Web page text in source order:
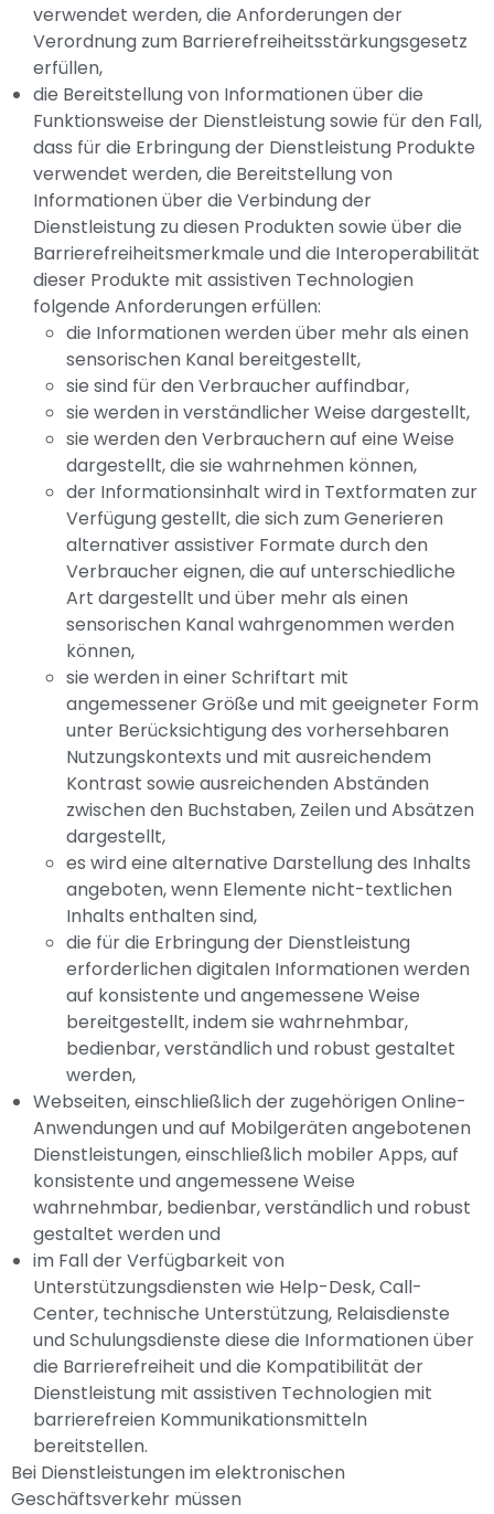
verwendet werden, die Anforderungen der
Verordnung zum Barrierefreiheitsstärkungsgesetz
erfüllen,
die Bereitstellung von Informationen über die
Funktionsweise der Dienstleistung sowie für den Fall,
dass für die Erbringung der Dienstleistung Produkte
verwendet werden, die Bereitstellung von
Informationen über die Verbindung der
Dienstleistung zu diesen Produkten sowie über die
Barrierefreiheitsmerkmale und die Interoperabilität
dieser Produkte mit assistiven Technologien
folgende Anforderungen erfüllen:
die Informationen werden über mehr als einen
sensorischen Kanal bereitgestellt,
sie sind für den Verbraucher auffindbar,
sie werden in verständlicher Weise dargestellt,
sie werden den Verbrauchern auf eine Weise
dargestellt, die sie wahrnehmen können,
der Informationsinhalt wird in Textformaten zur
Verfügung gestellt, die sich zum Generieren
alternativer assistiver Formate durch den
Verbraucher eignen, die auf unterschiedliche
Art dargestellt und über mehr als einen
sensorischen Kanal wahrgenommen werden
können,
sie werden in einer Schriftart mit
angemessener Größe und mit geeigneter Form
unter Berücksichtigung des vorhersehbaren
Nutzungskontexts und mit ausreichendem
Kontrast sowie ausreichenden Abständen
zwischen den Buchstaben, Zeilen und Absätzen
dargestellt,
es wird eine alternative Darstellung des Inhalts
angeboten, wenn Elemente nicht-textlichen
Inhalts enthalten sind,
die für die Erbringung der Dienstleistung
erforderlichen digitalen Informationen werden
auf konsistente und angemessene Weise
bereitgestellt, indem sie wahrnehmbar,
bedienbar, verständlich und robust gestaltet
werden,
Webseiten, einschließlich der zugehörigen Online-
Anwendungen und auf Mobilgeräten angebotenen
Dienstleistungen, einschließlich mobiler Apps, auf
konsistente und angemessene Weise
wahrnehmbar, bedienbar, verständlich und robust
gestaltet werden und
im Fall der Verfügbarkeit von
Unterstützungsdiensten wie Help-Desk, Call-
Center, technische Unterstützung, Relaisdienste
und Schulungsdienste diese die Informationen über
die Barrierefreiheit und die Kompatibilität der
Dienstleistung mit assistiven Technologien mit
barrierefreien Kommunikationsmitteln
bereitstellen.
Bei Dienstleistungen im elektronischen
Geschäftsverkehr müssen